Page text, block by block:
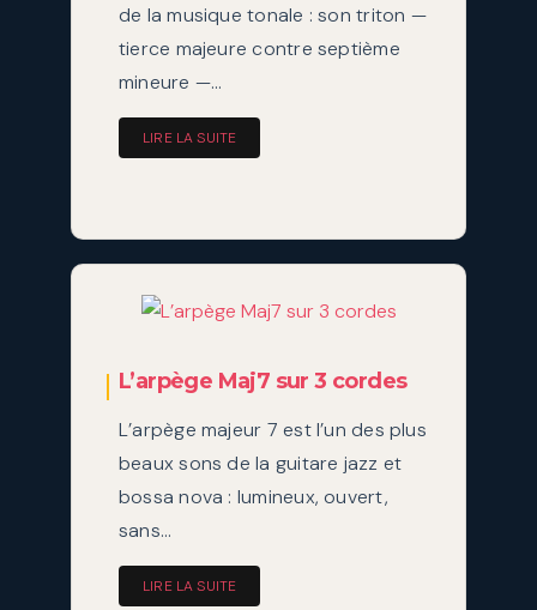
de la musique tonale : son triton —
tierce majeure contre septième
mineure —…
LIRE LA SUITE
L’arpège Maj7 sur 3 cordes
L’arpège majeur 7 est l’un des plus
beaux sons de la guitare jazz et
bossa nova : lumineux, ouvert,
sans…
LIRE LA SUITE